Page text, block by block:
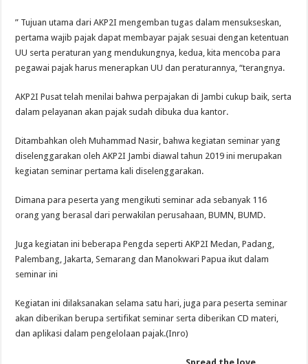
” Tujuan utama dari AKP2I mengemban tugas dalam mensukseskan,
pertama wajib pajak dapat membayar pajak sesuai dengan ketentuan
UU serta peraturan yang mendukungnya, kedua, kita mencoba para
pegawai pajak harus menerapkan UU dan peraturannya, “terangnya.
AKP2I Pusat telah menilai bahwa perpajakan di Jambi cukup baik, serta
dalam pelayanan akan pajak sudah dibuka dua kantor.
Ditambahkan oleh Muhammad Nasir, bahwa kegiatan seminar yang
diselenggarakan oleh AKP2I Jambi diawal tahun 2019 ini merupakan
kegiatan seminar pertama kali diselenggarakan.
Dimana para peserta yang mengikuti seminar ada sebanyak 116
orang yang berasal dari perwakilan perusahaan, BUMN, BUMD.
Juga kegiatan ini beberapa Pengda seperti AKP2I Medan, Padang,
Palembang, Jakarta, Semarang dan Manokwari Papua ikut dalam
seminar ini
Kegiatan ini dilaksanakan selama satu hari, juga para peserta seminar
akan diberikan berupa sertifikat seminar serta diberikan CD materi,
dan aplikasi dalam pengelolaan pajak.(Inro)